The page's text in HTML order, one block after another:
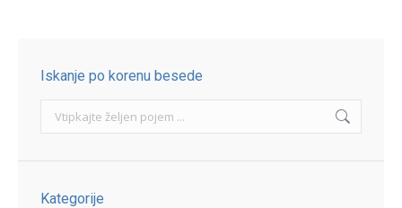
Iskanje po korenu besede
Search:
Kategorije